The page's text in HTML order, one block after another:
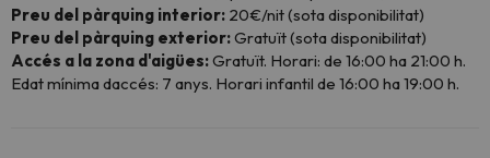
Preu del pàrquing interior: 20€/nit (sota disponibilitat)
Preu del pàrquing exterior:Gratuït (sota disponibilitat)
Accés a la zona d'aigües:Gratuït. Horari: de 16:00 ha 21:00 h.
Edat mínima daccés: 7 anys. Horari infantil de 16:00 ha 19:00 h.